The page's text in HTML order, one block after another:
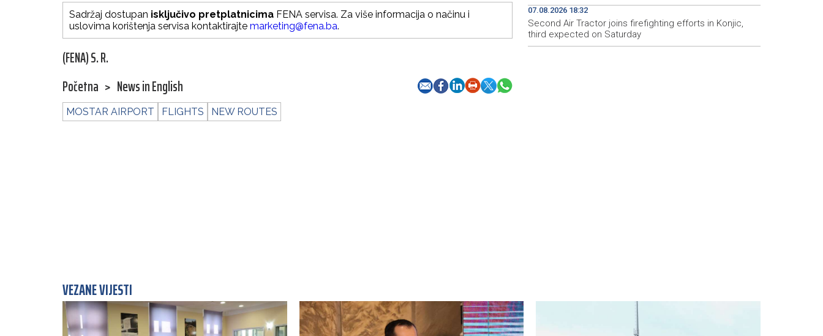
Sadržaj dostupan isključivo pretplatnicima FENA servisa. Za više informacija o načinu i
uslovima korištenja servisa kontaktirajte marketing@fena.ba.
(FENA) S. R.
Početna > News in English
MOSTAR AIRPORT FLIGHTS NEW ROUTES
07.08.2026 18:32
Second Air Tractor joins firefighting efforts in Konjic,
third expected on Saturday
VEZANE VIJESTI